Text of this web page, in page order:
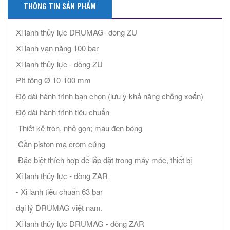
THÔNG TIN SẢN PHẨM
Xi lanh thủy lực DRUMAG- dòng ZU
Xi lanh vạn năng 100 bar
Xi lanh thủy lực - dòng ZU
Pít-tông Ø 10-100 mm
Độ dài hành trình bạn chọn (lưu ý khả năng chống xoắn)
Độ dài hành trình tiêu chuẩn
Thiết kế tròn, nhỏ gọn; màu đen bóng
Cần piston mạ crom cứng
Đặc biệt thích hợp để lắp đặt trong máy móc, thiết bị
Xi lanh thủy lực - dòng ZAR
- Xi lanh tiêu chuẩn 63 bar
đại lý DRUMAG việt nam.
Xi lanh thủy lực DRUMAG - dòng ZAR